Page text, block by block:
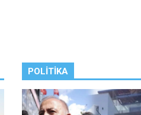
POLITIKA